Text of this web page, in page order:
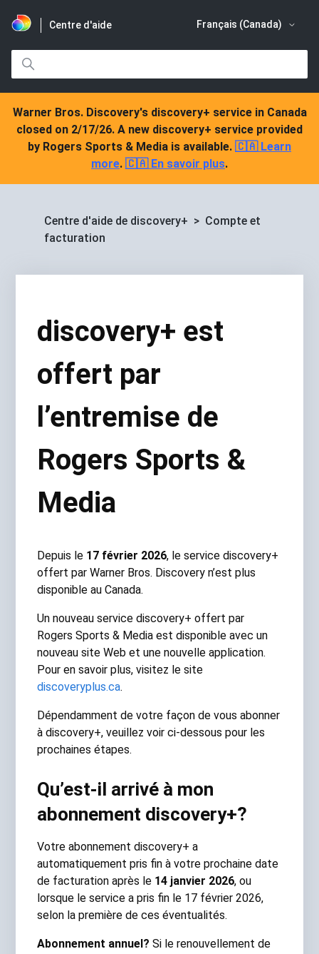
Centre d'aide Français (Canada)
Warner Bros. Discovery's discovery+ service in Canada
closed on 2/17/26. A new discovery+ service provided
by Rogers Sports & Media is available. 🇨🇦 Learn
more. 🇨🇦 En savoir plus.
Centre d'aide de discovery+
Compte et
facturation
discovery+ est
offert par
l’entremise de
Rogers Sports &
Media
Depuis le 17 février 2026​, le service discovery+
offert par Warner Bros. Discovery n’est plus
disponible au Canada.
Un nouveau service discovery+ offert par
Rogers Sports & Media est disponible avec un
nouveau site Web et une nouvelle application.
Pour en savoir plus, visitez le site
discoveryplus.ca​.​
Dépendamment de votre façon de vous abonner
à discovery+, veuillez voir ci-dessous pour les
prochaines étapes.
Qu’est-il arrivé à mon
abonnement discovery+?
Votre abonnement discovery+ a
automatiquement pris fin à votre prochaine date
de facturation après le ​14 janvier 2026​​, ou
lorsque le service a pris fin le 17 février 2026,
selon la première de ces éventualités.
Abonnement annuel? Si le renouvellement de